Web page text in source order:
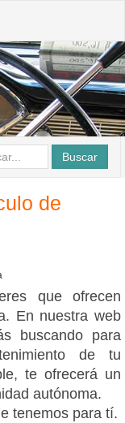
Buscar
de
que ofrecen
En nuestra web
buscando para
de tu
te ofrecerá un
autónoma.
tenemos para tí.